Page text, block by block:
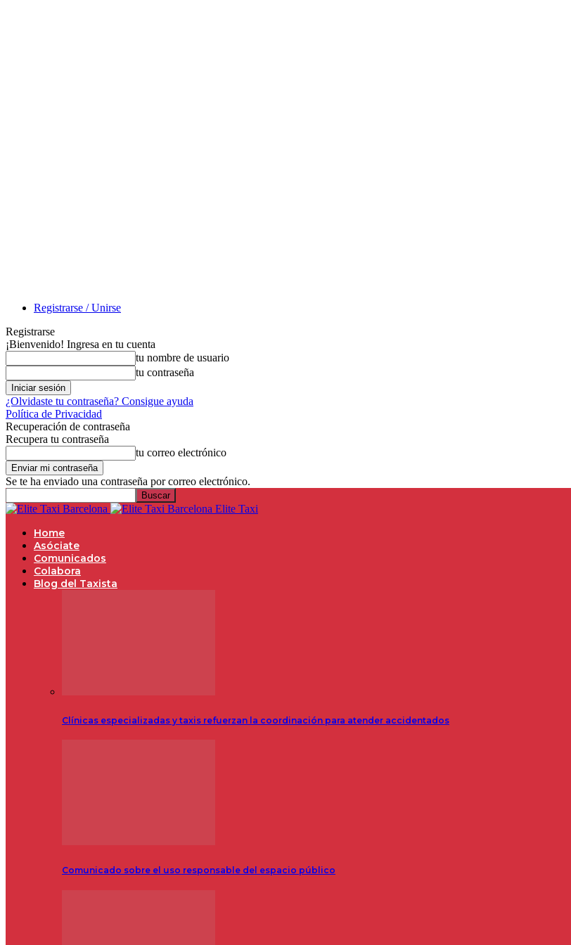
Registrarse / Unirse
Registrarse
¡Bienvenido! Ingresa en tu cuenta
tu nombre de usuario
tu contraseña
¿Olvidaste tu contraseña? Consigue ayuda
Política de Privacidad
Recuperación de contraseña
Recupera tu contraseña
tu correo electrónico
Se te ha enviado una contraseña por correo electrónico.
Elite Taxi
Home
Asóciate
Comunicados
Colabora
Blog del Taxista
Clínicas especializadas y taxis refuerzan la coordinación para atender accidentados
Comunicado sobre el uso responsable del espacio público